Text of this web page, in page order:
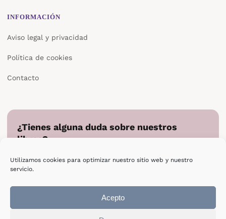
Utilizamos cookies para optimizar nuestro sitio web y nuestro
servicio.
Acepto
INFORMACIÓN
Aviso legal y privacidad
Política de cookies
Contacto
¿Tienes alguna duda sobre nuestros
libros?
directamente.
Escribir a Epsilon